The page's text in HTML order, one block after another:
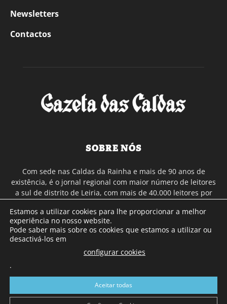
Newsletters
Contactos
SOBRE NÓS
Com sede nas Caldas da Rainha e mais de 90 anos de
existência, é o jornal regional com maior número de leitores
a sul de distrito de Leiria, com mais de 40.000 leitores por
Continental e assinatura online.
SIGA-NOS
Estamos a utilizar cookies para lhe proporcionar a melhor
experiência no nosso website.
Pode saber mais sobre os cookies que estamos a utilizar ou
desactivá-los em
configurar cookies
.
Aceitar todas